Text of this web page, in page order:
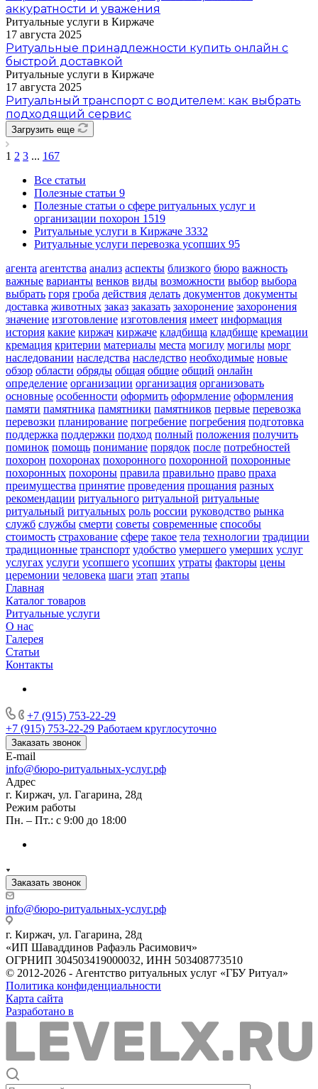
аккуратности и уважения
Ритуальные услуги в Киржаче
17 августа 2025
Ритуальные принадлежности купить онлайн с
быстрой доставкой
Ритуальные услуги в Киржаче
17 августа 2025
Ритуальный транспорт с водителем: как выбрать
подходящий сервис
Загрузить еще
1 2 3 ... 167
Все статьи
Полезные статьи 9
Полезные статьи о сфере ритуальных услуг и
организации похорон 1519
Ритуальные услуги в Киржаче 3332
Ритуальные услуги перевозка усопших 95
агента агентства анализ аспекты близкого бюро важность
важные варианты венков виды возможности выбор выбора
выбрать горя гроба действия делать документов документы
доставка животных заказ заказать захоронение захоронения
значение изготовление изготовления имеет информация
история какие киржач киржаче кладбища кладбище кремации
кремация критерии материалы места могилу могилы морг
наследовании наследства наследство необходимые новые
обзор области обряды общая общие общий онлайн
определение организации организация организовать
основные особенности оформить оформление оформления
памяти памятника памятники памятников первые перевозка
перевозки планирование погребение погребения подготовка
поддержка поддержки подход полный положения получить
поминок помощь понимание порядок после потребностей
похорон похоронах похоронного похоронной похоронные
похоронных похороны правила правильно право праха
преимущества принятие проведения прощания разных
рекомендации ритуального ритуальной ритуальные
ритуальный ритуальных роль россии руководство рынка
служб службы смерти советы современные способы
стоимость страхование сфере такое тела технологии традиции
традиционные транспорт удобство умершего умерших услуг
услугах услуги усопшего усопших утраты факторы цены
церемонии человека шаги этап этапы
Главная
Каталог товаров
Ритуальные услуги
О нас
Галерея
Статьи
Контакты
+7 (915) 753-22-29
+7 (915) 753-22-29 Работаем круглосуточно
Заказать звонок
E-mail
info@бюро-ритуальных-услуг.рф
Адрес
г. Киржач, ул. Гагарина, 28д
Режим работы
Пн. – Пт.: с 9:00 до 18:00
Заказать звонок
info@бюро-ритуальных-услуг.рф
г. Киржач, ул. Гагарина, 28д
«ИП Шаваддинов Рафаэль Расимович»
ОГРНИП 304503419000032, ИНН 503408773510
© 2012-2026 - Агентство ритуальных услуг «ГБУ Ритуал»
Политика конфиденциальности
Карта сайта
Разработано в